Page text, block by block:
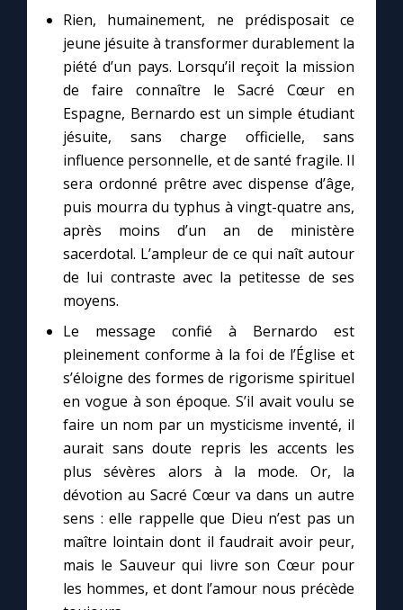
Rien, humainement, ne prédisposait ce
jeune jésuite à transformer durablement la
piété d’un pays. Lorsqu’il reçoit la mission
de faire connaître le Sacré Cœur en
Espagne, Bernardo est un simple étudiant
jésuite, sans charge officielle, sans
influence personnelle, et de santé fragile. Il
sera ordonné prêtre avec dispense d’âge,
puis mourra du typhus à vingt-quatre ans,
après moins d’un an de ministère
sacerdotal. L’ampleur de ce qui naît autour
de lui contraste avec la petitesse de ses
moyens.
Le message confié à Bernardo est
pleinement conforme à la foi de l’Église et
s’éloigne des formes de rigorisme spirituel
en vogue à son époque. S’il avait voulu se
faire un nom par un mysticisme inventé, il
aurait sans doute repris les accents les
plus sévères alors à la mode. Or, la
dévotion au Sacré Cœur va dans un autre
sens : elle rappelle que Dieu n’est pas un
maître lointain dont il faudrait avoir peur,
mais le Sauveur qui livre son Cœur pour
les hommes, et dont l’amour nous précède